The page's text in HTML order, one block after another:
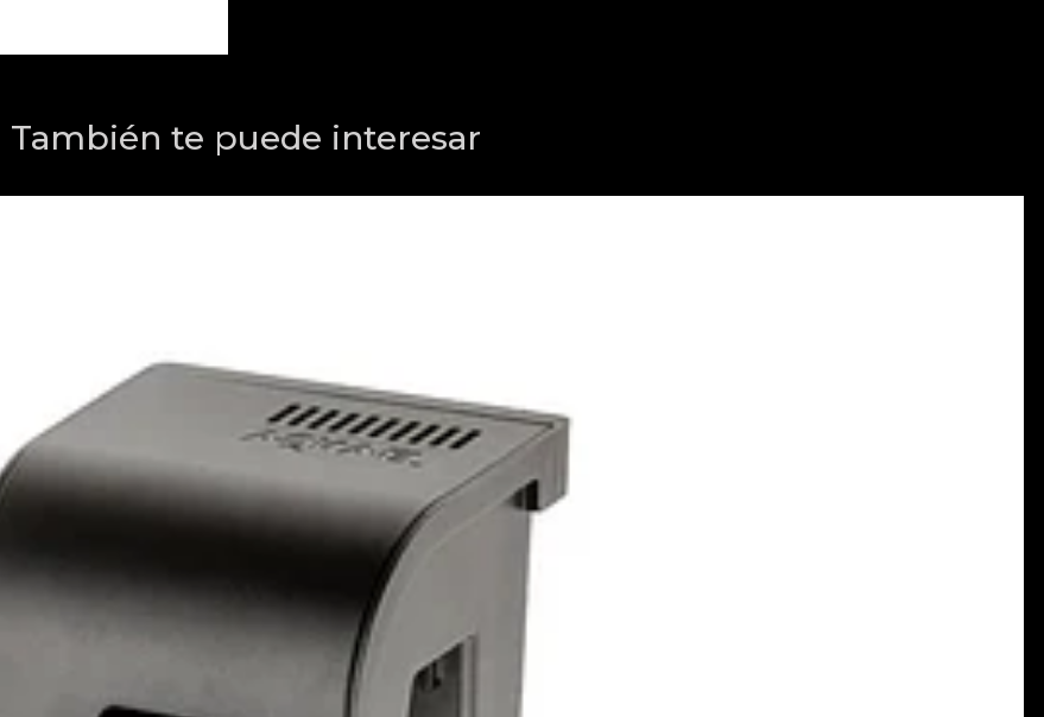
También te puede interesar